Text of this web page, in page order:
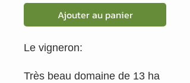
Ajouter au panier
Le vigneron:
Très beau domaine de 13 ha